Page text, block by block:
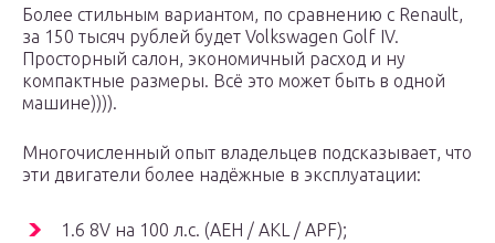
Более стильным вариантом, по сравнению с Renault,
за 150 тысяч рублей будет Volkswagen Golf IV.
Просторный салон, экономичный расход и ну
компактные размеры. Всё это может быть в одной
машине)))).
Многочисленный опыт владельцев подсказывает, что
эти двигатели более надёжные в эксплуатации:
1.6 8V на 100 л.с. (AEH / AKL / APF);